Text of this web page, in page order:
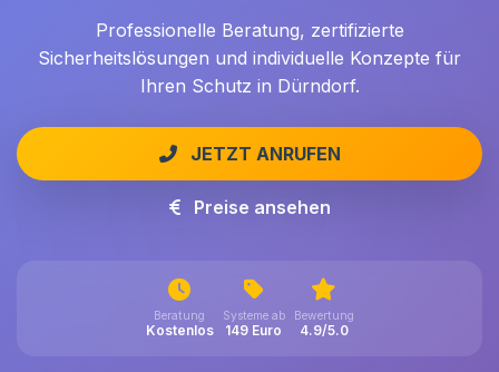
Professionelle Beratung, zertifizierte
Sicherheitslösungen und individuelle Konzepte für
Ihren Schutz in Dürndorf.
JETZT ANRUFEN
Preise ansehen
Beratung
Kostenlos
Systeme ab
149 Euro
Bewertung
4.9/5.0